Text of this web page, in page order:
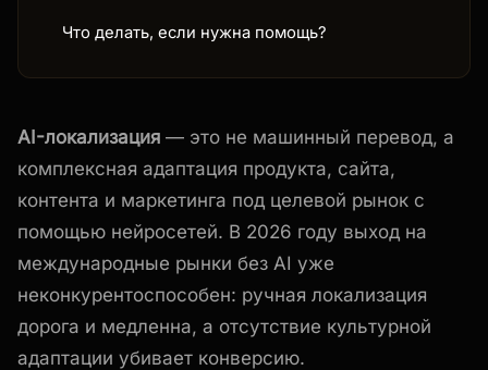
Что делать, если нужна помощь?
AI-локализация — это не машинный перевод, а
комплексная адаптация продукта, сайта,
контента и маркетинга под целевой рынок с
помощью нейросетей. В 2026 году выход на
международные рынки без AI уже
неконкурентоспособен: ручная локализация
дорога и медленна, а отсутствие культурной
адаптации убивает конверсию.